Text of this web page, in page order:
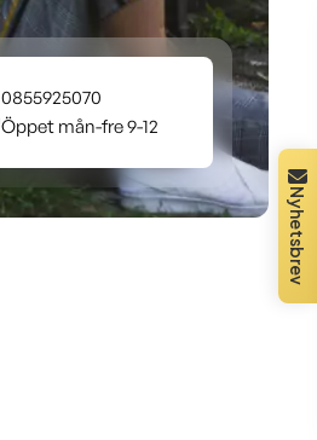
0855925070
Öppet mån-fre 9-12
Nyhetsbrev